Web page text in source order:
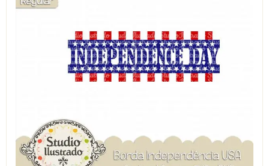
na
página
do
produto